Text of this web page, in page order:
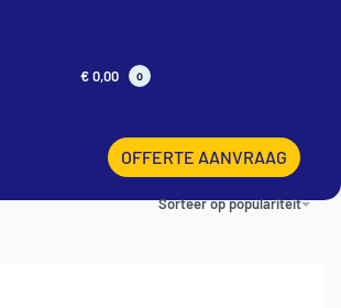
€0,00 0
OFFERTE AANVRAAG
Sorteer op populariteit